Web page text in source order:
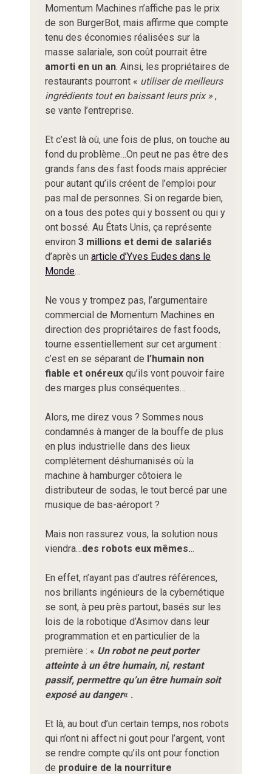
Momentum Machines n’affiche pas le prix
de son BurgerBot, mais affirme que compte
tenu des économies réalisées sur la
masse salariale, son coût pourrait être
amorti en un an. Ainsi, les propriétaires de
restaurants pourront « utiliser de meilleurs
ingrédients tout en baissant leurs prix » ,
se vante l’entreprise.
Et c’est là où, une fois de plus, on touche au
fond du problème…On peut ne pas être des
grands fans des fast foods mais apprécier
pour autant qu’ils créent de l’emploi pour
pas mal de personnes. Si on regarde bien,
on a tous des potes qui y bossent ou qui y
ont bossé. Au États Unis, ça représente
environ 3 millions et demi de salariés
d’après un article d’Yves Eudes dans le
Monde…
Ne vous y trompez pas, l’argumentaire
commercial de Momentum Machines en
direction des propriétaires de fast foods,
tourne essentiellement sur cet argument :
c’est en se séparant de l’humain non
fiable et onéreux qu’ils vont pouvoir faire
des marges plus conséquentes…
Alors, me direz vous ? Sommes nous
condamnés à manger de la bouffe de plus
en plus industrielle dans des lieux
complétement déshumanisés où la
machine à hamburger côtoiera le
distributeur de sodas, le tout bercé par une
musique de bas-aéroport ?
Mais non rassurez vous, la solution nous
viendra…des robots eux mêmes...
En effet, n’ayant pas d’autres références,
nos brillants ingénieurs de la cybernétique
se sont, à peu près partout, basés sur les
lois de la robotique d’Asimov dans leur
programmation et en particulier de la
première : « Un robot ne peut porter
atteinte à un être humain, ni, restant
passif, permettre qu’un être humain soit
exposé au danger« .
Et là, au bout d’un certain temps, nos robots
qui n’ont ni affect ni gout pour l’argent, vont
se rendre compte qu’ils ont pour fonction
de produire de la nourriture